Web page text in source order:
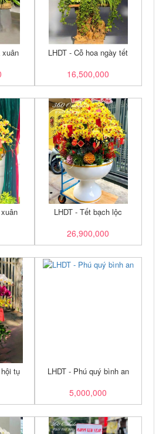
xuân LHDT - Cỗ hoa ngày tết
16,500,000
LHDT - Tết bạch lộc
26,900,000
tụ LHDT - Phú quý bình an
5,000,000